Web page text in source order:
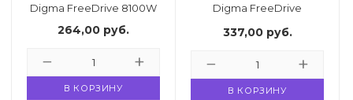
Digma FreeDrive 8100W
264,00 руб.
В КОРЗИНУ
Digma FreeDrive
337,00 руб.
В КОРЗИНУ